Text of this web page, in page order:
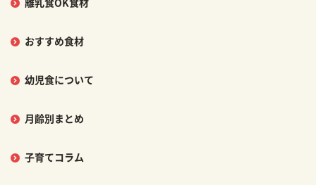
離乳食OK食材
おすすめ食材
幼児食について
月齢別まとめ
子育てコラム